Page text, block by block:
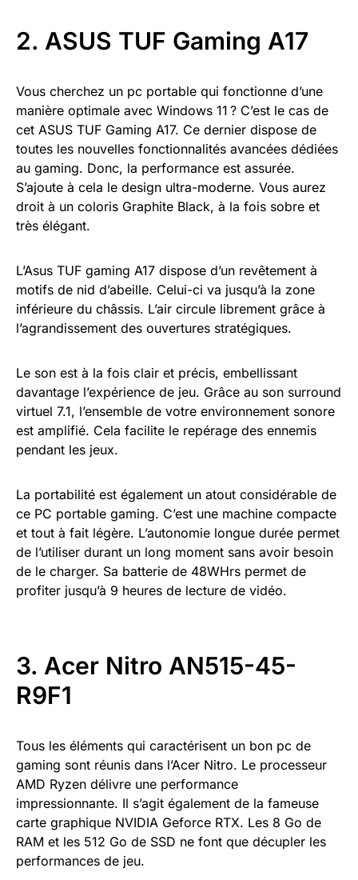
2. ASUS TUF Gaming A17
Vous cherchez un pc portable qui fonctionne d’une
manière optimale avec Windows 11 ? C’est le cas de
cet ASUS TUF Gaming A17. Ce dernier dispose de
toutes les nouvelles fonctionnalités avancées dédiées
au gaming. Donc, la performance est assurée.
S’ajoute à cela le design ultra-moderne. Vous aurez
droit à un coloris Graphite Black, à la fois sobre et
très élégant.
L’Asus TUF gaming A17 dispose d’un revêtement à
motifs de nid d’abeille. Celui-ci va jusqu’à la zone
inférieure du châssis. L’air circule librement grâce à
l’agrandissement des ouvertures stratégiques.
Le son est à la fois clair et précis, embellissant
davantage l’expérience de jeu. Grâce au son surround
virtuel 7.1, l’ensemble de votre environnement sonore
est amplifié. Cela facilite le repérage des ennemis
pendant les jeux.
La portabilité est également un atout considérable de
ce PC portable gaming. C’est une machine compacte
et tout à fait légère. L’autonomie longue durée permet
de l’utiliser durant un long moment sans avoir besoin
de le charger. Sa batterie de 48WHrs permet de
profiter jusqu’à 9 heures de lecture de vidéo.
3. Acer Nitro AN515-45-
R9F1
Tous les éléments qui caractérisent un bon pc de
gaming sont réunis dans l’Acer Nitro. Le processeur
AMD Ryzen délivre une performance
impressionnante. Il s’agit également de la fameuse
carte graphique NVIDIA Geforce RTX. Les 8 Go de
RAM et les 512 Go de SSD ne font que décupler les
performances de jeu.